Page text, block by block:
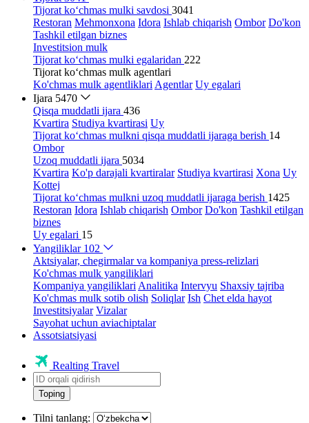
Tijorat ko‘chmas mulki savdosi 3041
Restoran Mehmonxona Idora Ishlab chiqarish Ombor Do'kon
Tashkil etilgan biznes
Investitsion mulk
Tijorat ko‘chmas mulki egalaridan 222
Tijorat ko‘chmas mulk agentlari
Ko'chmas mulk agentliklari Agentlar Uy egalari
Ijara 5470
Qisqa muddatli ijara 436
Kvartira Studiya kvartirasi Uy
Tijorat ko‘chmas mulkni qisqa muddatli ijaraga berish 14
Ombor
Uzoq muddatli ijara 5034
Kvartira Ko'p darajali kvartiralar Studiya kvartirasi Xona Uy
Kottej
Tijorat ko‘chmas mulkni uzoq muddatli ijaraga berish 1425
Restoran Idora Ishlab chiqarish Ombor Do'kon Tashkil etilgan
biznes
Uy egalari 15
Yangiliklar 102
Aktsiyalar, chegirmalar va kompaniya press-relizlari
Ko'chmas mulk yangiliklari
Kompaniya yangiliklari Analitika Intervyu Shaxsiy tajriba
Ko'chmas mulk sotib olish Soliqlar Ish Chet elda hayot
Investitsiyalar Vizalar
Sayohat uchun aviachiptalar
Assotsiatsiyasi
Realting Travel
Toping
Tilni tanlang: